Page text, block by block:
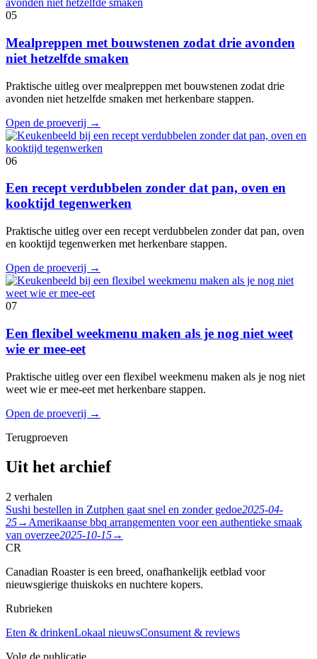
05
Mealpreppen met bouwstenen zodat drie avonden
niet hetzelfde smaken
Praktische uitleg over mealpreppen met bouwstenen zodat drie
avonden niet hetzelfde smaken met herkenbare stappen.
Open de proeverij →
06
Een recept verdubbelen zonder dat pan, oven en
kooktijd tegenwerken
Praktische uitleg over een recept verdubbelen zonder dat pan, oven
en kooktijd tegenwerken met herkenbare stappen.
Open de proeverij →
07
Een flexibel weekmenu maken als je nog niet weet
wie er mee-eet
Praktische uitleg over een flexibel weekmenu maken als je nog niet
weet wie er mee-eet met herkenbare stappen.
Open de proeverij →
Terugproeven
Uit het archief
2 verhalen
Sushi bestellen in Zutphen gaat snel en zonder gedoe2025-04-
25→ Amerikaanse bbq arrangementen voor een authentieke smaak
van overzee2025-10-15→
CR
Canadian Roaster is een breed, onafhankelijk eetblad voor
nieuwsgierige thuiskoks en nuchtere kopers.
Rubrieken
Eten & drinkenLokaal nieuwsConsument & reviews